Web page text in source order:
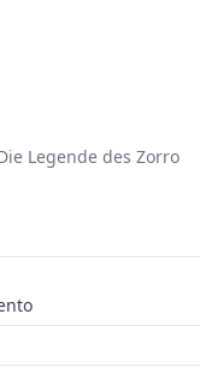
Legende des Zorro